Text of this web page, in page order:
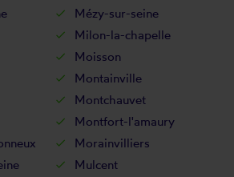
Mézy-sur-seine
Milon-la-chapelle
Moisson
Montainville
Montchauvet
Montfort-l'amaury
Morainvilliers
Mulcent